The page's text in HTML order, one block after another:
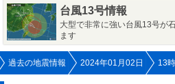
台風13号情報
大型で非常に強い台風13号が
ます
過去の地震情報 2024年01月02日 13